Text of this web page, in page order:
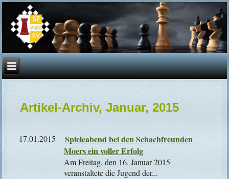
Artikel-Archiv, Januar, 2015
17.01.2015
Spieleabend bei den Schachfreunden
Moers ein voller Erfolg
Am Freitag, den 16. Januar 2015
veranstaltete die Jugend der...